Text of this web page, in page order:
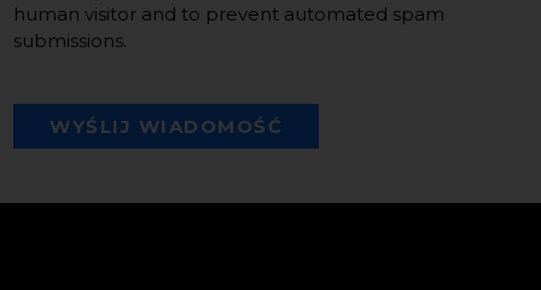
human visitor and to prevent automated spam
submissions.
WYŚLIJ WIADOMOŚĆ